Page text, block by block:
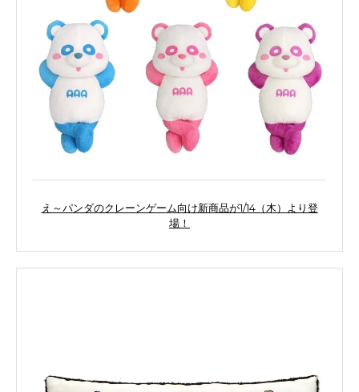
え～パンダのクレーンゲーム向け新商品が1/14（木）より登
場！